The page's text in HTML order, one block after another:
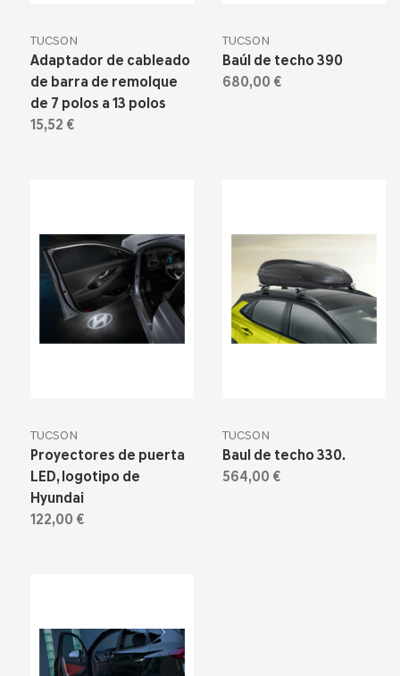
TUCSON
Adaptador de cableado
de barra de remolque
de 7 polos a 13 polos
15,52 €
TUCSON
Baúl de techo 390
680,00 €
TUCSON
Proyectores de puerta
LED, logotipo de
Hyundai
122,00 €
TUCSON
Baul de techo 330.
564,00 €